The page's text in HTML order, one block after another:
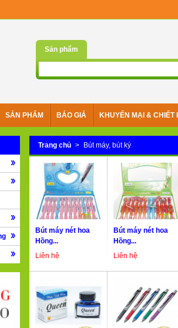
Sản phẩm
SẢN PHẨM BÁO GIÁ KHUYẾN MẠI & CHIẾT
Trang chủ > Bút máy, bút ký
Bút máy nét hoa
Hồng...
Liên hệ
Bút máy nét hoa
Hồng...
Liên hệ